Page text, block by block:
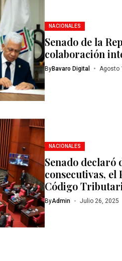
NACIONALES
Senado de la
colaboración
ByBavaro Digital Agosto
NACIONALES
Senado declaró
consecutivas, el
Código
ByAdmin Julio 26, 2025